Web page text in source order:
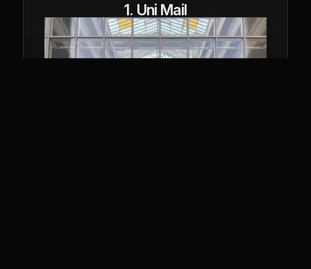
1. Uni Mail